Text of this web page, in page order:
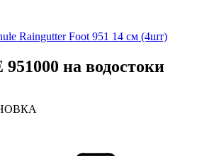
Raingutter Foot 951 14 см (4шт)
на водостоки